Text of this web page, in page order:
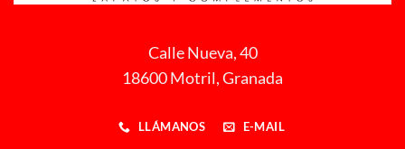
Calle Nueva, 40
18600 Motril, Granada
LLÁMANOS E-MAIL